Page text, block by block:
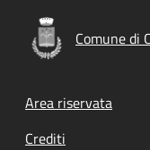
Comune di
Footer
Area riservata
Crediti